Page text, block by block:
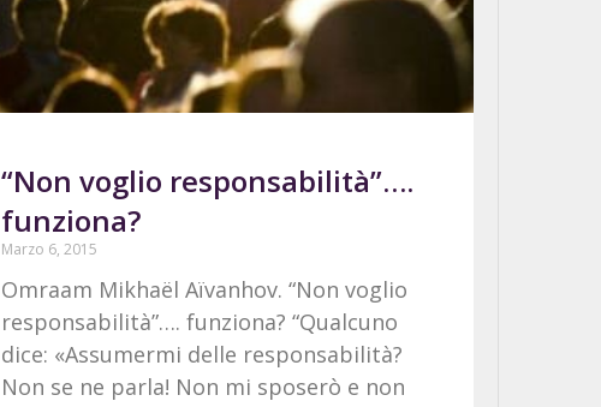
“Non voglio responsabilità”….
funziona?
Marzo 6, 2015
Omraam Mikhaël Aïvanhov. “Non voglio
responsabilità”…. funziona? “Qualcuno
dice: «Assumermi delle responsabilità?
Non se ne parla! Non mi sposerò e non